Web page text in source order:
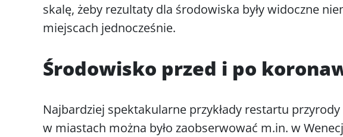
skalę, żeby rezultaty dla środowiska były widoczne
miejscach jednocześnie.
Środowisko przed i po
Najbardziej spektakularne przykłady restartu
w miastach można było zaobserwować m.in. w